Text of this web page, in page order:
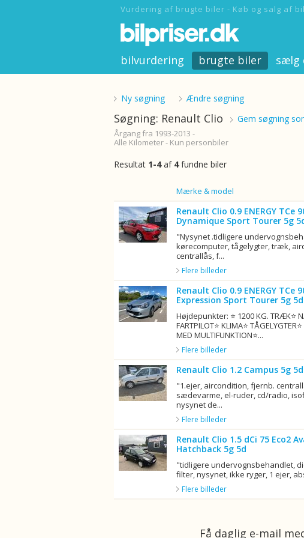
Vurdering af brugte biler - Køb og salg af bil
bilvurdering brugte biler sælg
Ny søgning Ændre søgning
Søgning: Renault Clio Gem søgning
Årgang fra 1993-2013 -
Alle Kilometer - Kun personbiler
Resultat 1-4af 4fundne biler
Mærke & model
Renault Clio 0.9 ENERGY TCe
Dynamique Sport Tourer 5g
"Nysynet .tidligere
kørecomputer, tågelygter, træk,
centrallås, f...
Flere billeder
Renault Clio 0.9 ENERGY TCe
Expression Sport Tourer 5g 5d
Højdepunkter: ⭐ 1200 KG. TRÆK⭐
FARTPILOT⭐ KLIMA⭐
MED MULTIFUNKTION⭐...
Flere billeder
Renault Clio 1.2 Campus 5g 5d
"1.ejer, aircondition, fjernb.
sædevarme, el-ruder, cd/radio,
nysynet de...
Flere billeder
Renault Clio 1.5 dCi 75 Eco2
Hatchback 5g 5d
"tidligere undervognsbehandlet,
filter, nysynet, ikke ryger, 1 ejer,
Flere billeder
Få daglig e-mail